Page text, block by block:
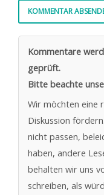
Kommentare
geprüft.
Bitte beachte
Wir möchten eine
Diskussion
nicht passen,
haben, andere
behalten wir uns
schreiben, als